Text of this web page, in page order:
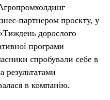
партнером проєкту, у
дорослого
програми
спробували себе в
результатами
в компанію.